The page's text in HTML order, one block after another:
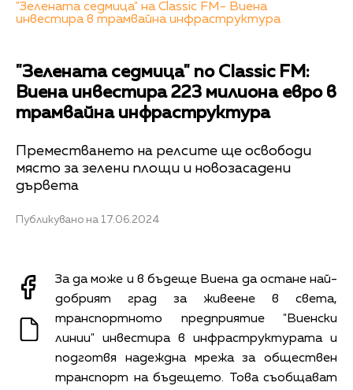
"Зелената седмица" на Classic FM- Виена
инвестира в трамвайна инфраструктура
"Зелената седмица" по Classic FM:
Виена инвестира 223 милиона евро в
трамвайна инфраструктура
Преместването на релсите ще освободи
място за зелени площи и новозасадени
дървета
Публикувано на 17.06.2024
За да може и в бъдеще Виена да остане най-
добрият град за живеене в света,
транспортното предприятие "Виенски
линии" инвестира в инфраструктурата и
подготвя надеждна мрежа за обществен
транспорт на бъдещето. Това съобщават